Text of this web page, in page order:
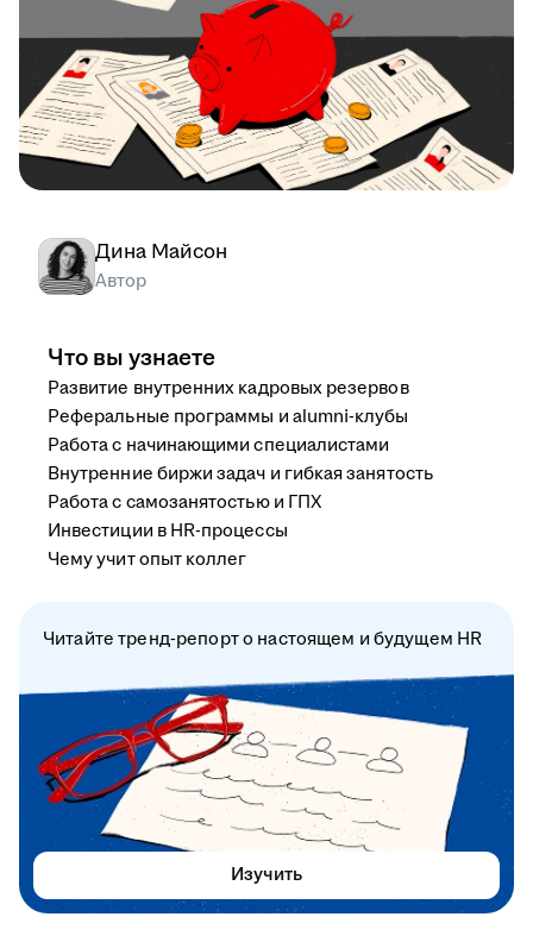
Дина Майсон
Автор
Что вы узнаете
Развитие внутренних кадровых резервов
Реферальные программы и alumni-клубы
Работа с начинающими специалистами
Внутренние биржи задач и гибкая занятость
Работа с самозанятостью и ГПХ
Инвестиции в HR-процессы
Чему учит опыт коллег
Читайте тренд-репорт о настоящем и будущем HR
Изучить